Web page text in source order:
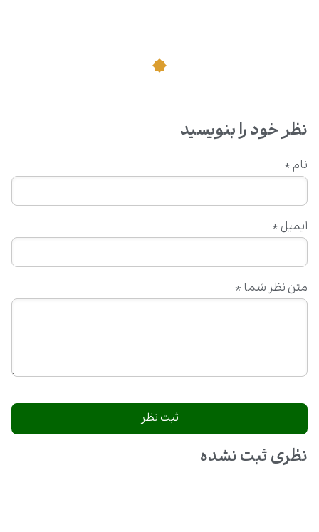
نظر خود را بنویسید
متن نظر شما *
نام *
ایمیل *
نظری ثبت نشده